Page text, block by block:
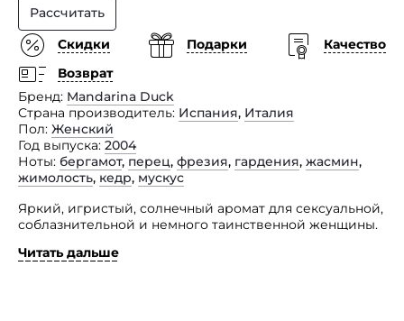
Рассчитать
Скидки
Подарки
Качество
Возврат
Бренд Mandarina Duck
Страна производитель Испания, Италия
Пол Женский
Год выпуска 2004
Ноты бергамот, перец, фрезия, гардения, жасмин,
жимолость, кедр, мускус
Яркий, игристый, солнечный аромат для сексуальной,
соблазнительной и немного таинственной женщины.
Она весела, жизнерадостна, всегда находится
Читать дальше